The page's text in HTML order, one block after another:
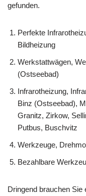
gefunden.
Perfekte
Bildheizung
Werkstattwägen,
(Ostseebad)
Infrarotheizung,
Binz (Ostseebad),
Granitz, Zirkow,
Putbus, Buschvitz
Werkzeuge,
Bezahlbare
Dringend brauchen